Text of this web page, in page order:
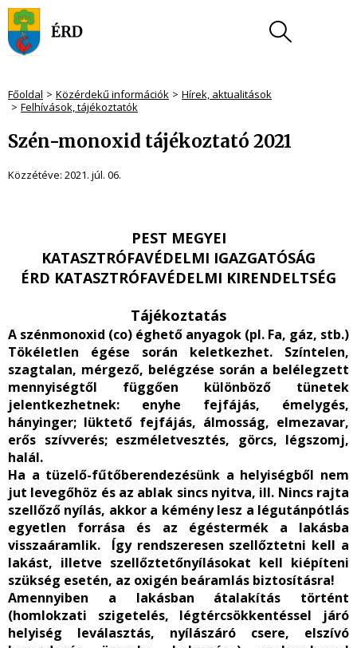
Főoldal Közérdekű információk
Hírek, aktualitások
Felhívások, tájékoztatók
Szén-monoxid tájékoztató 2021
Közzétéve: 2021. júl. 06.
PEST MEGYEI
KATASZTRÓFAVÉDELMI IGAZGATÓSÁG
ÉRD KATASZTRÓFAVÉDELMI KIRENDELTSÉG
Tájékoztatás
A szénmonoxid (co) éghető anyagok (pl. Fa, gáz, stb.)
Tökéletlen égése során keletkezhet. Színtelen,
szagtalan, mérgező, belégzése során a belélegzett
mennyiségtől függően különböző tünetek
jelentkezhetnek: enyhe fejfájás, émelygés,
hányinger; lüktető fejfájás, álmosság, elmezavar,
erős szívverés; eszméletvesztés, görcs, légszomj,
halál.
Ha a tüzelő-fűtőberendezésünk a helyiségből nem
jut levegőhöz és az ablak sincs nyitva, ill. Nincs rajta
szellőző nyílás, akkor a kémény lesz a légutánpótlás
egyetlen forrása és az égéstermék a lakásba
visszaáramlik. Így rendszeresen szellőztetni kell a
lakást, illetve szellőztetőnyílásokat kell kiépíteni
szükség esetén, az oxigén beáramlás biztosításra!
Amennyiben a lakásban átalakítás történt
(homlokzati szigetelés, légtércsökkentéssel járó
helyiség leválasztás, nyílászáró csere, elszívó